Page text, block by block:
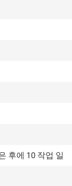
후에 10 작업 일